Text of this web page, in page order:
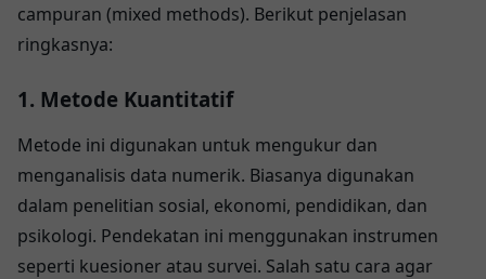
campuran (mixed methods). Berikut penjelasan
ringkasnya:
1. Metode Kuantitatif
Metode ini digunakan untuk mengukur dan
menganalisis data numerik. Biasanya digunakan
dalam penelitian sosial, ekonomi, pendidikan, dan
psikologi. Pendekatan ini menggunakan instrumen
seperti kuesioner atau survei. Salah satu cara agar